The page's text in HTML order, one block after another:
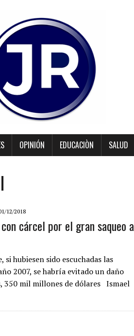
OPINIÓN EDUCACIÒN SALUD
12/2018
cárcel por el gran saqueo a
hubiesen sido escuchadas las
2007, se habría evitado un daño
350 mil millones de dólares Ismael